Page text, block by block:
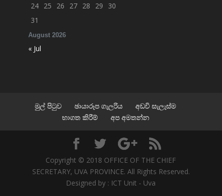
August 2026
24 25 26 27 28 29
30
31
« Jul
මුල් පිටුව ඡායාරූප ගැලරිය
අඩවි සැලැස්ම
භාගත කිරීම්
අප අමතන්න
Copyright © 2018 OFFICE OF THE CHIEF
SECRETARY, UVA PROVINCE. All Rights Reserved.
Designed by : ICT Unit - Uva